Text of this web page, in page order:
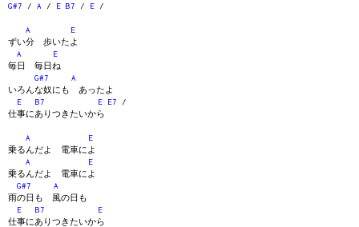
G#7 / A / E B7 / E /
A
E
ずい分 歩いたよ
A
E
毎日 毎日ね
G#7
A
いろんな奴にも あったよ
E
B7 E E7 /
仕事にありつきたいから
A
E
乗るんだよ 電車によ
A
E
乗るんだよ 電車によ
G#7
A
雨の日も 風の日も
E
B7
E
仕事にありつきたいから